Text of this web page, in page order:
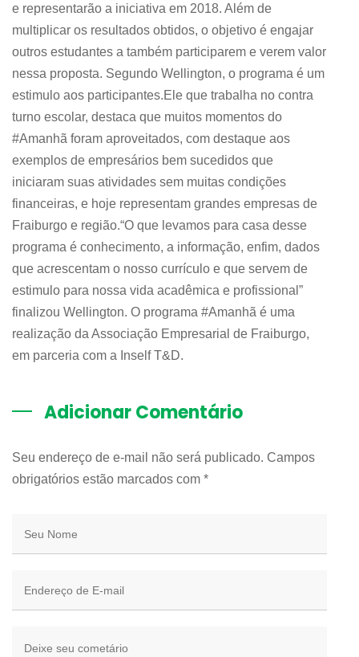
e representarão a iniciativa em 2018. Além de
multiplicar os resultados obtidos, o objetivo é engajar
outros estudantes a também participarem e verem valor
nessa proposta. Segundo Wellington, o programa é um
estimulo aos participantes.Ele que trabalha no contra
turno escolar, destaca que muitos momentos do
#Amanhã foram aproveitados, com destaque aos
exemplos de empresários bem sucedidos que
iniciaram suas atividades sem muitas condições
financeiras, e hoje representam grandes empresas de
Fraiburgo e região.“O que levamos para casa desse
programa é conhecimento, a informação, enfim, dados
que acrescentam o nosso currículo e que servem de
estimulo para nossa vida acadêmica e profissional”
finalizou Wellington. O programa #Amanhã é uma
realização da Associação Empresarial de Fraiburgo,
em parceria com a Inself T&D.
Adicionar Comentário
Seu endereço de e-mail não será publicado. Campos
obrigatórios estão marcados com *